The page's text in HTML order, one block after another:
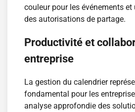
couleur pour les événements
des autorisations de partage.
Productivité et
entreprise
La gestion du calendrier
fondamental pour les
analyse approfondie des